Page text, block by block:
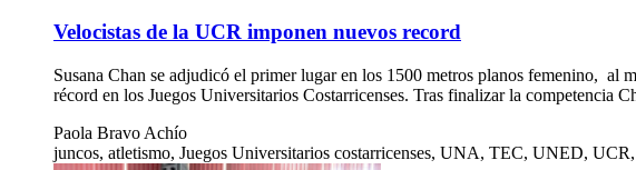
Velocistas de la UCR imponen nuevos record
Susana Chan se adjudicó el primer lugar en los 1500 metros planos femenino, al
récord en los Juegos Universitarios Costarricenses. Tras finalizar la competencia
Paola Bravo Achío
juncos, atletismo, Juegos Universitarios costarricenses, UNA, TEC, UNED,